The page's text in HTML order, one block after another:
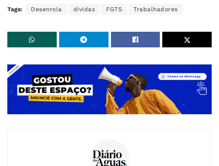
Tags: Desenrola dívidas FGTS Trabalhadores